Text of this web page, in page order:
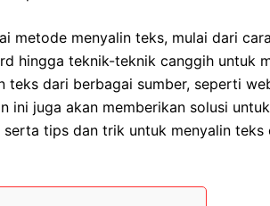
metode menyalin teks, mulai dari
hingga teknik-teknik canggih untuk
teks dari berbagai sumber, seperti
ini juga akan memberikan solusi
tips dan trik untuk menyalin teks